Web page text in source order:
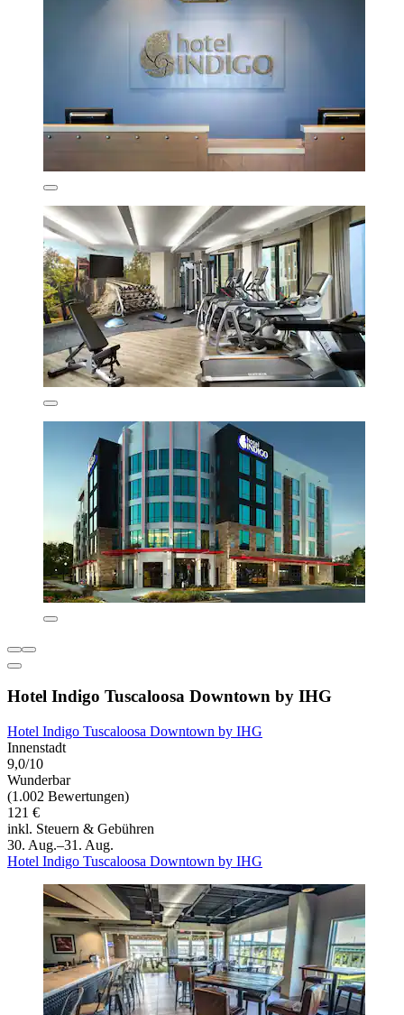
Hotel Indigo Tuscaloosa Downtown by IHG
Hotel Indigo Tuscaloosa Downtown by IHG
Innenstadt
9,0/10
Wunderbar
(1.002 Bewertungen)
121 €
inkl. Steuern & Gebühren
30. Aug.–31. Aug.
Hotel Indigo Tuscaloosa Downtown by IHG